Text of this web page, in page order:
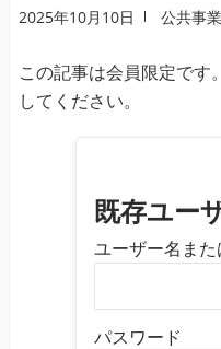
2025年10月10日 公共事業
この記事は会員限定です
してください。
既存ユー
ユーザー名ま
パスワード